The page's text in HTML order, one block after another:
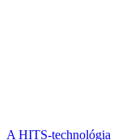
A HITS-technológia